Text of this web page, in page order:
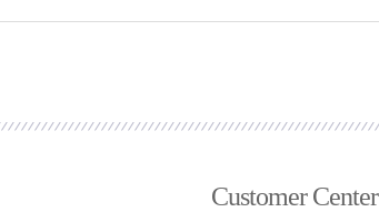
Customer Center